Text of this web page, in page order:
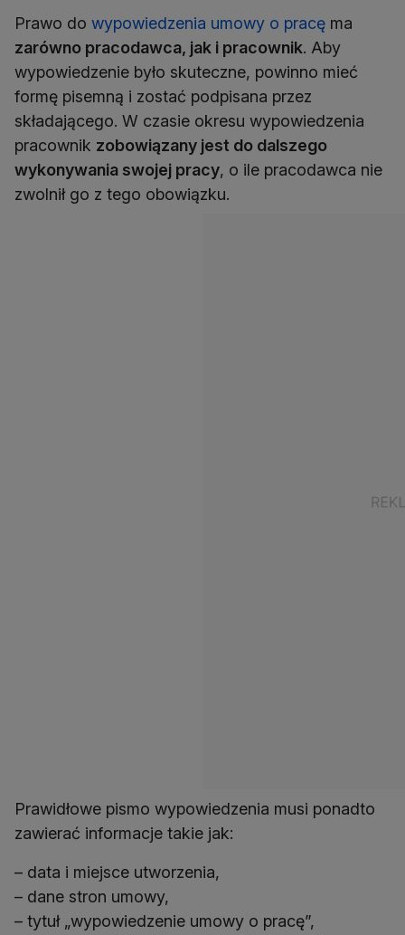
Prawo do wypowiedzenia umowy o pracę ma
zarówno pracodawca, jak i pracownik. Aby
wypowiedzenie było skuteczne, powinno mieć
formę pisemną i zostać podpisana przez
składającego. W czasie okresu wypowiedzenia
pracownik zobowiązany jest do dalszego
wykonywania swojej pracy, o ile pracodawca nie
zwolnił go z tego obowiązku.
Prawidłowe pismo wypowiedzenia musi ponadto
zawierać informacje takie jak:
– data i miejsce utworzenia,
– dane stron umowy,
– tytuł „wypowiedzenie umowy o pracę”,